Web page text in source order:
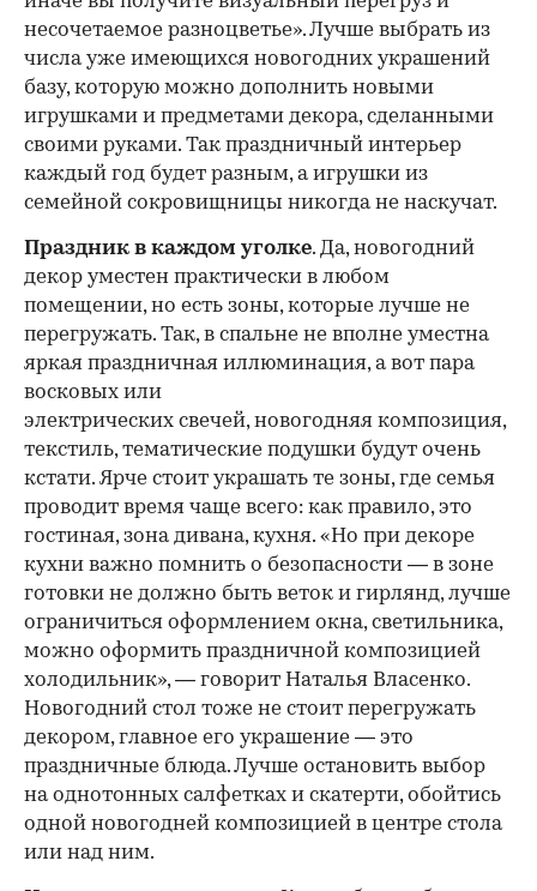
несочетаемое разноцветье». Лучше выбрать из
числа уже имеющихся новогодних украшений
базу, которую можно дополнить новыми
игрушками и предметами декора, сделанными
своими руками. Так праздничный интерьер
каждый год будет разным, а игрушки из
семейной сокровищницы никогда не наскучат.
Праздник в каждом уголке. Да, новогодний
декор уместен практически в любом
помещении, но есть зоны, которые лучше не
перегружать. Так, в спальне не вполне уместна
яркая праздничная иллюминация, а вот пара
восковых или
электрических свечей, новогодняя композиция,
текстиль, тематические подушки будут очень
кстати. Ярче стоит украшать те зоны, где семья
проводит время чаще всего: как правило, это
гостиная, зона дивана, кухня. «Но при декоре
кухни важно помнить о безопасности — в зоне
готовки не должно быть веток и гирлянд, лучше
ограничиться оформлением окна, светильника,
можно оформить праздничной композицией
холодильник», — говорит Наталья Власенко.
Новогодний стол тоже не стоит перегружать
декором, главное его украшение — это
праздничные блюда. Лучше остановить выбор
на однотонных салфетках и скатерти, обойтись
одной новогодней композицией в центре стола
или над ним.